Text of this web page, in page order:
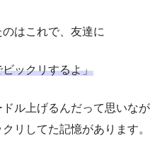
はこれで、友達に
ックリするよ」
ル上げるんだって思いなが
リしてた記憶があります。